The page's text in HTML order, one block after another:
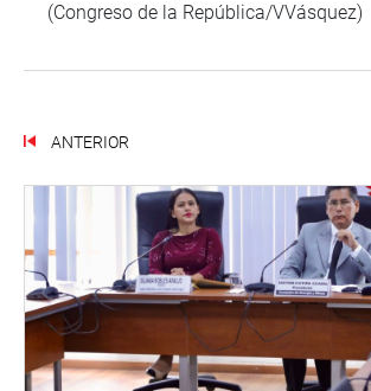
(Congreso de la República/VVásquez)
ANTERIOR